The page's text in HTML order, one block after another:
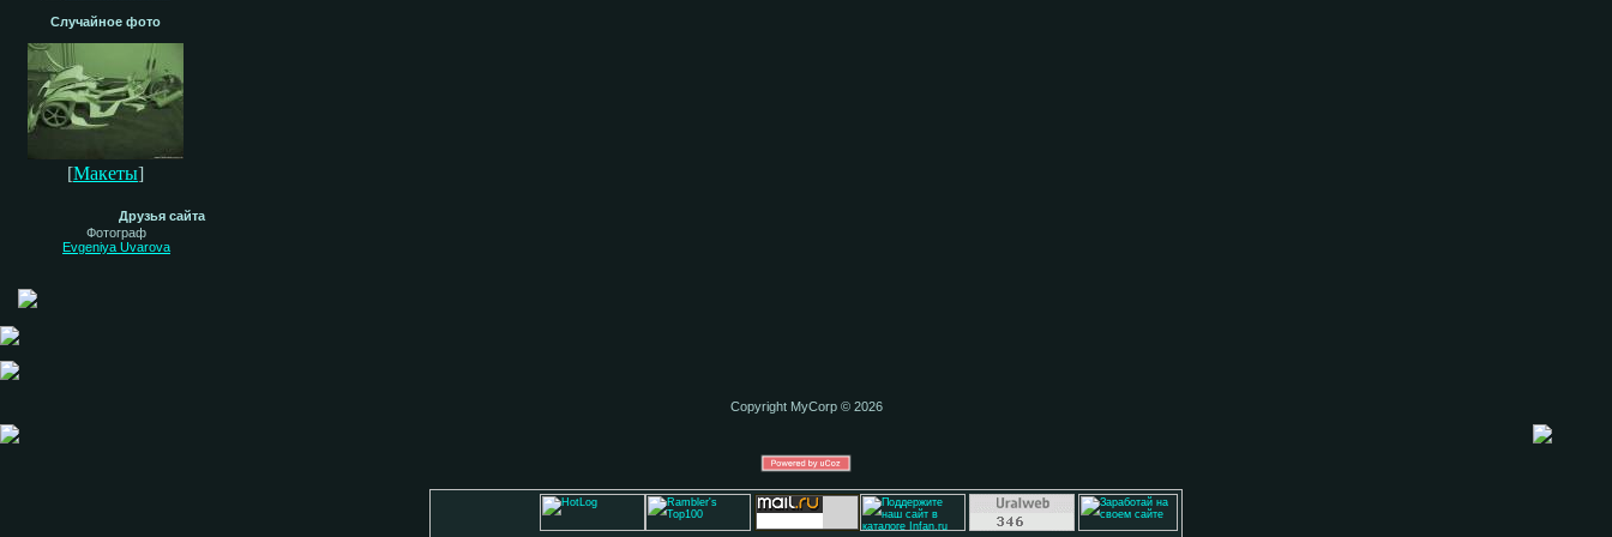
Случайное фото
[Макеты]
Друзья сайта
Фотограф
Evgeniya Uvarova
Copyright MyCorp © 2026